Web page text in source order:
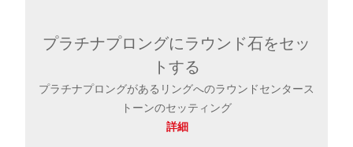
プラチナプロングにラウンド石をセッ
トする
プラチナプロングがあるリングへのラウンドセンタース
トーンのセッティング
詳細